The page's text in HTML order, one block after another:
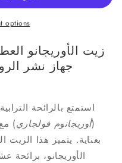
options
زيت الأوريجانو
جهاز نشر
استمتع بالرائحة
(أوريجانوم فولجاري)
بعناية. يتميز هذا
الأوريجانو، برائحة